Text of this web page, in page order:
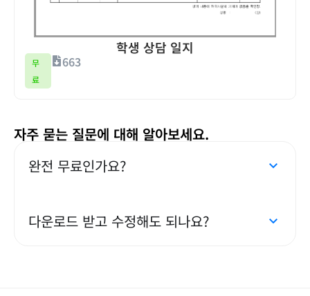
학생 상담 일지
무
료
663
자주 묻는 질문에 대해 알아보세요.
완전 무료인가요?
다운로드 받고 수정해도 되나요?